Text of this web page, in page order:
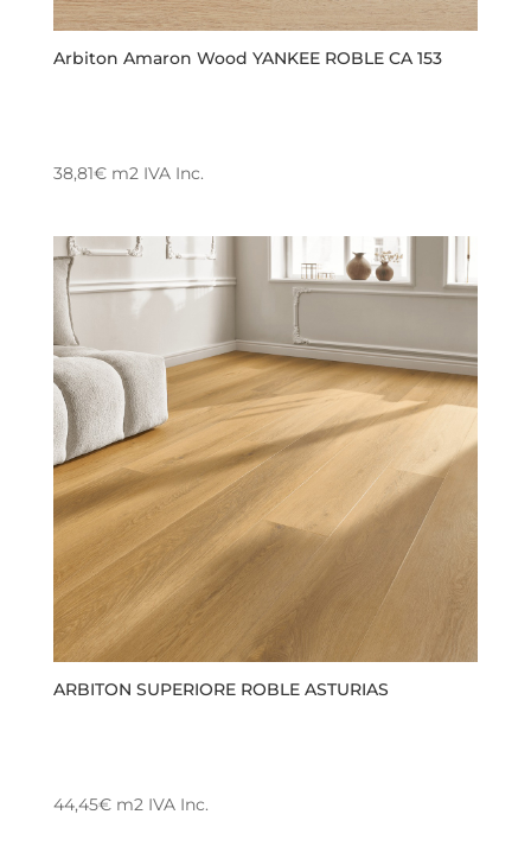
Arbiton Amaron Wood YANKEE ROBLE CA 153
38,81€m2 IVA Inc.
ARBITON SUPERIORE ROBLE ASTURIAS
44,45€m2 IVA Inc.